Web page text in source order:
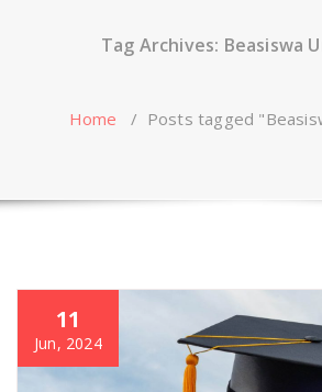
Tag Archives: Beasiswa
Home / Posts tagged
11
Jun, 2024